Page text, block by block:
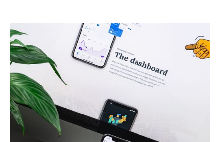
2023
Chroma
Google
Illo expedita corrupti placeat cupiditate veniam
placeat dolorum libero doloremque. Incidunt